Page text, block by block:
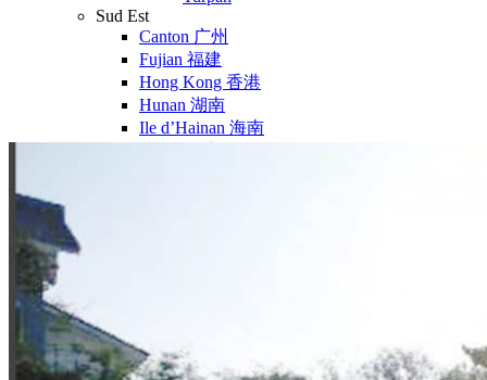
Sud Est
Canton 广州
Fujian 福建
Hong Kong 香港
Hunan 湖南
Ile d’Hainan 海南
Tibet 西藏
Yunnan 云南